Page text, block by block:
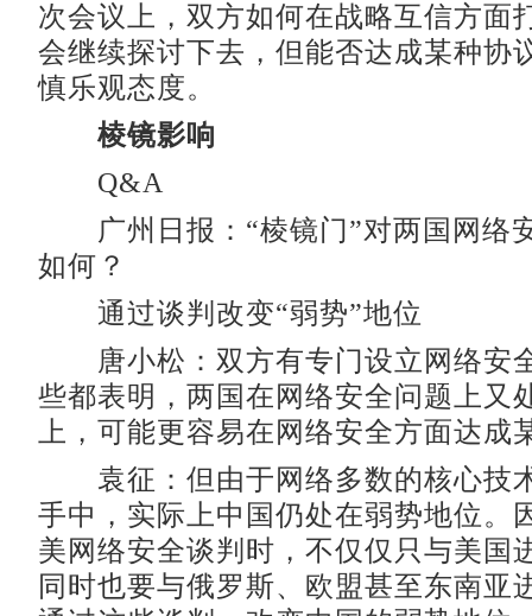
次会议上，双方如何在战略互信方面
会继续探讨下去，但能否达成某种协
慎乐观态度。
棱镜影响
Q&A
广州日报：“棱镜门”对两国网络
如何？
通过谈判改变“弱势”地位
唐小松：双方有专门设立网络安
些都表明，两国在网络安全问题上又
上，可能更容易在网络安全方面达成
袁征：但由于网络多数的核心技
手中，实际上中国仍处在弱势地位。
美网络安全谈判时，不仅仅只与美国
同时也要与俄罗斯、欧盟甚至东南亚